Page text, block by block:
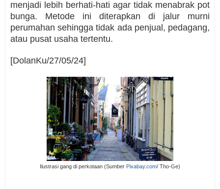
menjadi lebih berhati-hati agar tidak menabrak pot
bunga. Metode ini diterapkan di jalur murni
perumahan sehingga tidak ada penjual, pedagang,
atau pusat usaha tertentu.
[DolanKu/27/05/24]
Ilustrasi gang di perkotaan (Sumber Pixabay.com/ Tho-Ge)